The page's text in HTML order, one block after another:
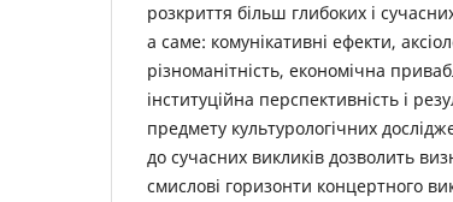
розкриття більш глибоких і
а саме: комунікативні ефекти,
різноманітність, економічна
інституційна перспективність і
предмету культурологічних
до сучасних викликів дозволить
смислові горизонти концертного